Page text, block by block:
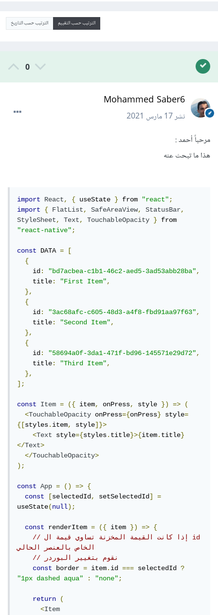
الترتيب حسب التقييم الترتيب حسب التاريخ
0
Mohammed Saber6
نشر17 مارس 2021
مرحباً أحمد :
هذا ما تبحث عنه
import React, { useState } from "react";
import
{ FlatList, SafeAreaView, StatusBar,
StyleSheet, Text, TouchableOpacity }
"react-native";
const DATA =
[
{
    id
: "bd7acbea-c1b1-46c2-aed5-3ad53abb28ba",
    title
: "First Item",
},
{
    id
: "3ac68afc-c605-48d3-a4f8-fbd91aa97f63",
    title
: "Second Item",
},
{
    id
: "58694a0f-3da1-471f-bd96-145571e29d72",
    title
: "Third Item",
},
];
const Item = ({ item, onPress, style }) =>
(
<TouchableOpacity onPress={onPress} style=
{[styles.item, style]}>
<Text style={styles.title}>{item.title}
</Text>
</TouchableOpacity>
);
const App = () =>
{
const
[selectedId, setSelectedId]
=
useState(null);
const renderItem = ({ item }) =>
{
// إذا كانت القيمة المخزنة تساوي قيمة ال id
// نقوم بتغيير البوردر
const
border = item.id === selectedId ?
"1px dashed aqua"
: "none";
return
(
<Item